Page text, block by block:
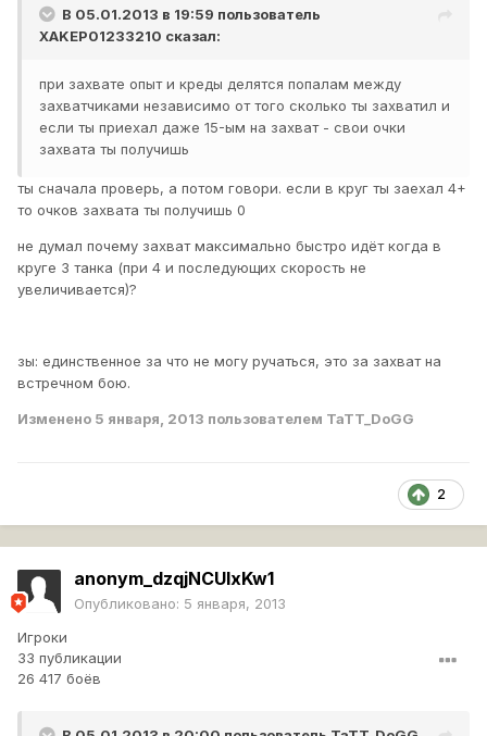
В 05.01.2013 в 19:59 пользователь
XAKEP01233210 сказал:
при захвате опыт и креды делятся попалам между
захватчиками независимо от того сколько ты захватил и
если ты приехал даже 15-ым на захват - свои очки
захвата ты получишь
ты сначала проверь, а потом говори. если в круг ты заехал 4+
то очков захвата ты получишь 0
не думал почему захват максимально быстро идёт когда в
круге 3 танка (при 4 и последующих скорость не
увеличивается)?
зы: единственное за что не могу ручаться, это за захват на
встречном бою.
Изменено 5 января, 2013 пользователем TaTT_DoGG
2
anonym_dzqjNCUlxKw1
Опубликовано: 5 января, 2013
Игроки
33 публикации
26 417 боёв